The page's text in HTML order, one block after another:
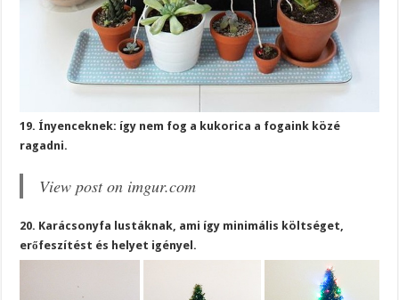
19. Ínyenceknek: így nem fog a kukorica a fogaink közé
ragadni.
View post on imgur.com
20. Karácsonyfa lustáknak, ami így minimális költséget,
erőfeszítést és helyet igényel.